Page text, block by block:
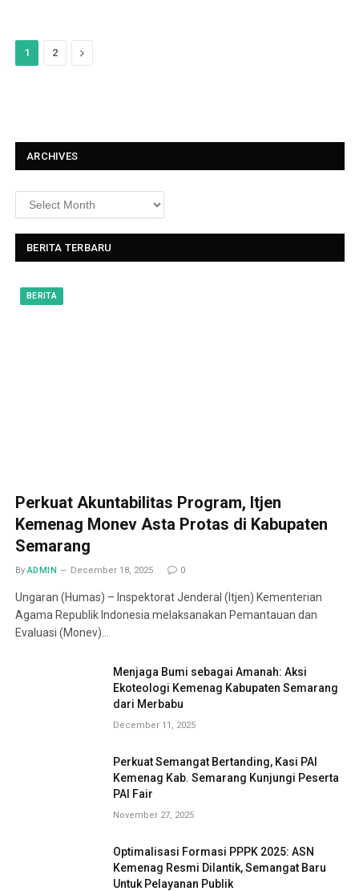
1 2
N
ARCHIVES
BERITA TERBARU
BERITA
Perkuat Akuntabilitas Program, Itjen
Kemenag Monev Asta Protas di Kabupaten
Semarang
By ADMIN December 18, 2025 0
Ungaran (Humas) – Inspektorat Jenderal (Itjen) Kementerian
Agama Republik Indonesia melaksanakan Pemantauan dan
Evaluasi (Monev)…
Menjaga Bumi sebagai Amanah: Aksi
Ekoteologi Kemenag Kabupaten Semarang
dari Merbabu
December 11, 2025
Perkuat Semangat Bertanding, Kasi PAI
Kemenag Kab. Semarang Kunjungi Peserta
PAI Fair
November 27, 2025
Optimalisasi Formasi PPPK 2025: ASN
Kemenag Resmi Dilantik, Semangat Baru
Untuk Pelayanan Publik